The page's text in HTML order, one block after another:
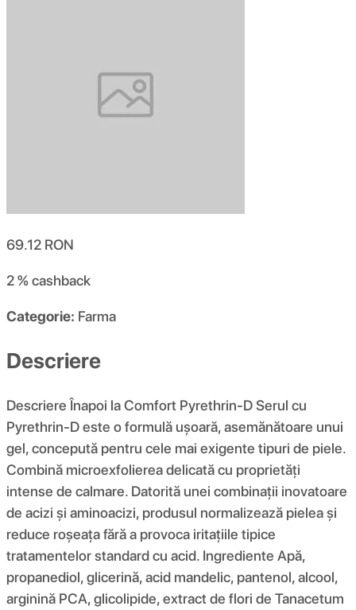
69.12 RON
2 %cashback
Categorie: Farma
Descriere
Descriere Înapoi la Comfort Pyrethrin-D Serul cu
Pyrethrin-D este o formulă ușoară, asemănătoare unui
gel, concepută pentru cele mai exigente tipuri de piele.
Combină microexfolierea delicată cu proprietăți
intense de calmare. Datorită unei combinații inovatoare
de acizi și aminoacizi, produsul normalizează pielea și
reduce roșeața fără a provoca iritațiile tipice
tratamentelor standard cu acid. Ingrediente Apă,
propanediol, glicerină, acid mandelic, pantenol, alcool,
arginină PCA, glicolipide, extract de flori de Tanacetum